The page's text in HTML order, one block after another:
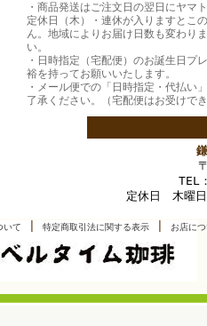
・商品発送はご注文日の翌日にヤマ
定休日（木）・連休が入りますとこ
ん。地域によりお届け日数も変わり
い。
・日時指定（宅配便）のお誕生日プ
裕を持ってお願いいたします。
・メール便での「日時指定・代払い
了承ください。（宅配便はお受けで
定休日 木
いて 特定商取引法に関する表示| お店に